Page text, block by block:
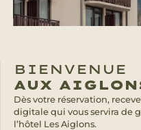
BIENVENUE
AUX
Dès votre réservation,
digitale qui vous servira de
l’hôtel Les Aiglons.